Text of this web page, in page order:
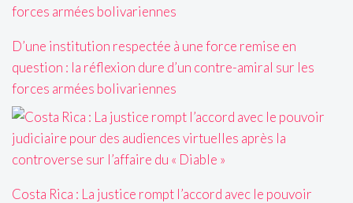
D’une institution respectée à une force remise en
question : la réflexion dure d’un contre-amiral sur les
forces armées bolivariennes
Costa Rica : La justice rompt l’accord avec le pouvoir